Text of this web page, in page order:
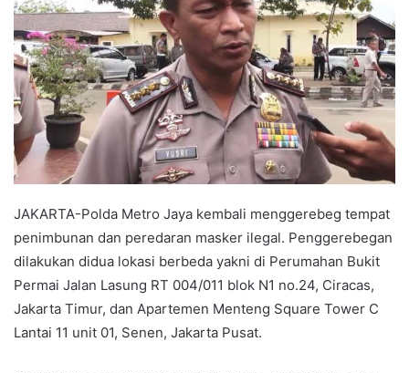
JAKARTA-Polda Metro Jaya kembali menggerebeg tempat
penimbunan dan peredaran masker ilegal. Penggerebegan
dilakukan didua lokasi berbeda yakni di Perumahan Bukit
Permai Jalan Lasung RT 004/011 blok N1 no.24, Ciracas,
Jakarta Timur, dan Apartemen Menteng Square Tower C
Lantai 11 unit 01, Senen, Jakarta Pusat.